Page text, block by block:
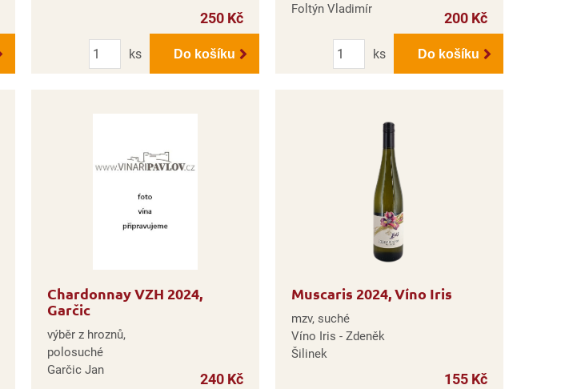
250 Kč
Počet
ks
Do košíku
Foltýn Vladimír
200 Kč
Počet
ks
Do košíku
Chardonnay VZH 2024,
Garčic
výběr z hroznů,
polosuché
Garčic Jan
240 Kč
Muscaris 2024, Víno Iris
mzv, suché
Víno Iris - Zdeněk
Šilinek
155 Kč